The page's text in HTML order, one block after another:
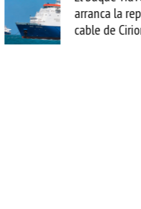
arranca la
cable de